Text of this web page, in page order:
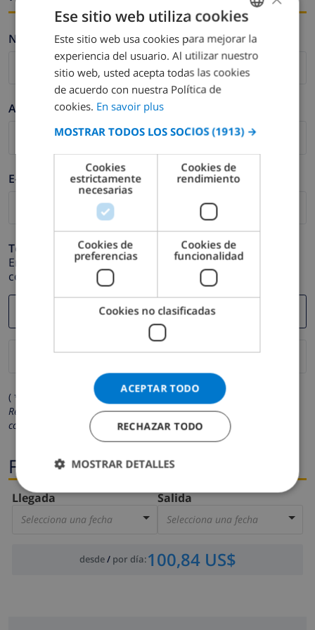
Nombre *
Apellidos *
E-mail *
Teléfono *
En caso de que su dirección de e-mail no funcione
correctamente.
( * Los campos marcados con un asterisco son obligatorios )
Respetamos su privacidad. Sus datos personales no serán
compartidos con ninguna otra persona o empresa.
Fechas
Llegada
Selecciona una fecha
Salida
Selecciona una fecha
desde/ por día:100,84 US$
FRENCH
DUTCH
FRENCH
GERMAN
CATALAN
ITALIAN
DANISH
Ese sitio web utiliza cookies
Este sitio web usa cookies para mejorar la
experiencia del usuario. Al utilizar nuestro
sitio web, usted acepta todas las cookies
de acuerdo con nuestra Política de
cookies. En savoir plus
MOSTRAR TODOS LOS SOCIOS (1913) →
Cookies
estrictamente
necesarias
Cookies de
rendimiento
Cookies de
preferencias
Cookies de
funcionalidad
Cookies no clasificadas
ACEPTAR TODO
RECHAZAR TODO
MOSTRAR DETALLES